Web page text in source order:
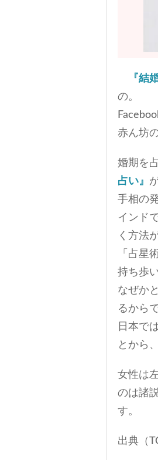
『結
の。
赤ん坊
婚期を
占い』
手相の
インド
く方法
「占星
持ち歩
なぜか
るから
日本で
とから
女性は
のは諸
す。
出典（